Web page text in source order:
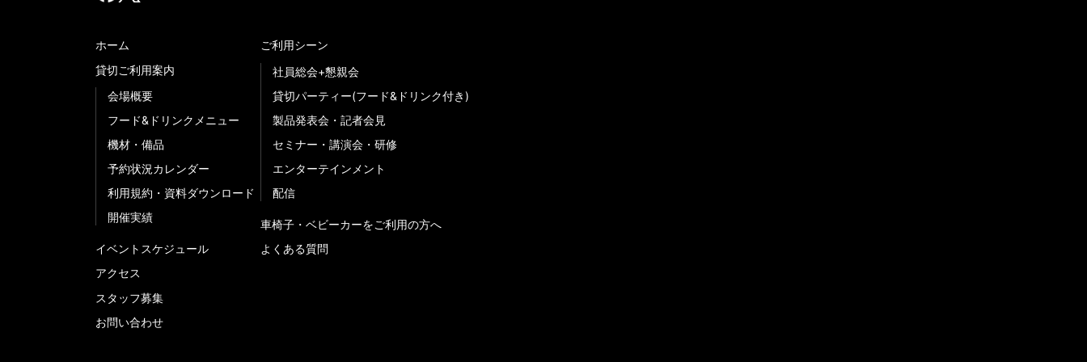
ホーム
貸切ご利用案内
会場概要
フード&ドリンクメニュー
機材・備品
予約状況カレンダー
利用規約・資料ダウンロード
開催実績
イベントスケジュール
アクセス
スタッフ募集
お問い合わせ
ご利用シーン
社員総会+懇親会
貸切パーティー(フード&ドリンク付き)
製品発表会・記者会見
セミナー・講演会・研修
エンターテインメント
配信
車椅子・ベビーカーをご利用の方へ
よくある質問